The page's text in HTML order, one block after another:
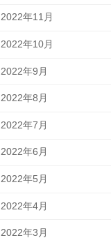
2022年11月
2022年10月
2022年9月
2022年8月
2022年7月
2022年6月
2022年5月
2022年4月
2022年3月